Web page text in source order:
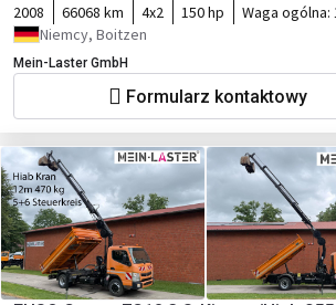
2008 66068 km 4x2 150 hp Waga ogólna:
Niemcy, Boitzen
Mein-Laster GmbH
Formularz kontaktowy